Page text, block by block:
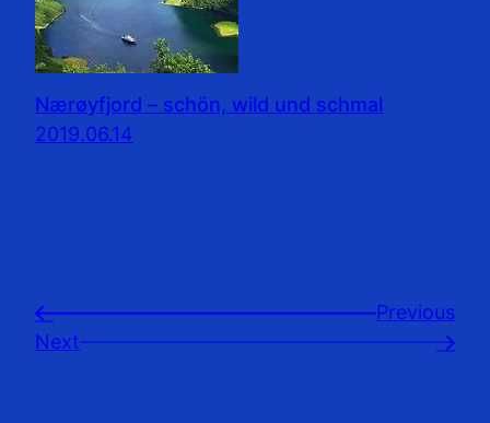
Nærøyfjord – schön, wild und schmal
2019.06.14
←
Previousㅤ
Next
→